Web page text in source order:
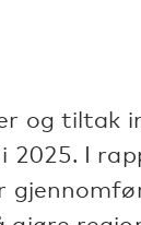
og tiltak
2025. I